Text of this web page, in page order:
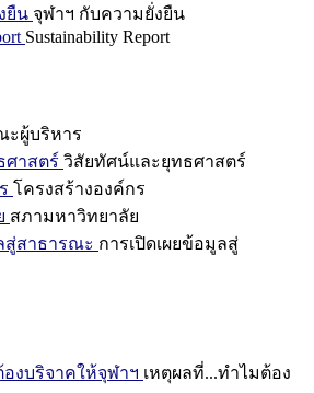
ยืน จุฬาฯ กับความยั่งยืน
Sustainability Report
ะผู้บริหาร
ศาสตร์ วิสัยทัศน์และยุทธศาสตร์
โครงสร้างองค์กร
สภามหาวิทยาลัย
สู่สาธารณะ การเปิดเผยข้อมูลสู่
งบริจาคให้จุฬาฯ เหตุผลที่...ทำไมต้อง